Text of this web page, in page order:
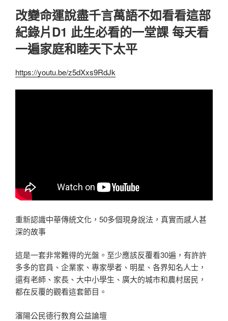
改變命運說盡千言萬語不如看看這部
紀錄片D1 此生必看的一堂課 每天看
一遍家庭和睦天下太平
https://youtu.be/z5dXxs9RdJk
重新認識中華傳統文化，50多個現身說法，真實而感人甚
深的故事
這是一套非常難得的光盤。至少應該反覆看30遍，有許許
多多的官員、企業家、專家學者、明星、各界知名人士，
還有老師、家長、大中小學生、廣大的城市和農村居民，
都在反覆的觀看這套節目。
瀋陽公民德行教育公益論壇